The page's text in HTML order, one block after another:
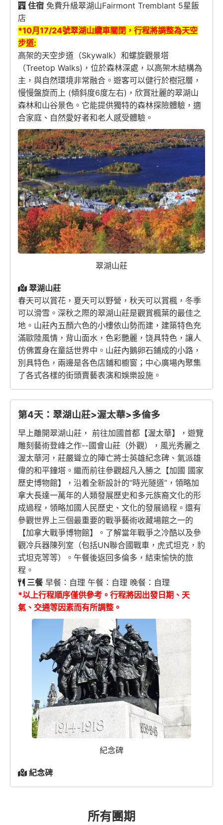
住宿 免費升級翠湖山Fairmont Tremblant 5星飯
店
*10月17/24號翠湖山纜車關閉，行程將調整為天空
步道:
高架的天空步道（Skywalk）和螺旋觀景塔
（Treetop Walks)，位於森林深處，以高架木結構為
主，與自然環境非常融合。遊客可以健行於樹冠層，
慢慢盤旋而上 (傾斜度6度左右)，欣賞壯麗的翠湖山
森林和山谷景色。它能提供獨特的森林探險體驗，適
合家庭、自然愛好者和老人感受體驗。
翠湖山莊
翠湖山莊
春天可以賞花，夏天可以野營，秋天可以賞楓，冬季
可以滑雪。深秋之際的翠湖山莊是觀賞楓葉的最佳之
地。山莊內五顏六色的小樓依山勢而建，建築特色充
滿歐陸風情，背山面水，色彩艷麗，饶具特色，讓人
仿佛置身在童話世界中。山莊內鵝卵石鋪成的小路，
別具特色，兩邊是各色店鋪和櫥窗；中心廣場內聚集
了各式各樣的街頭賣藝表演和娛樂設施。
第4天：翠湖山莊>渥太華>多倫多
早上離開翠湖山莊， 前往加國首都【渥太華】，遊覽
雕刻藝術登峰之作--國會山莊（外觀），風光秀麗之
渥太華河，莊嚴聳立的陣亡將士英雄紀念碑、氣派雄
偉的和平鐘塔。繼而前往參觀超凡入勝之【加國 國家
歷史博物館】，沿着全新設計的“時光隧道”，領略加
拿大長達一萬年的人類發展歷史和多元族裔文化的形
成過程，領略加國人民歷史、文化的發展過程。還有
參觀世界上三個最重要的戰爭藝術收藏場館之一的
【加拿大戰爭博物館】。了解當年戰爭之冷酷以及參
觀冷兵器陳列室（包括UN聯合國戰車，虎式坦克，豹
式坦克等等）。午餐後返回多倫多，結束愉快的旅
程。
三餐早餐：自理 午餐：自理 晚餐：自理
*以上行程順序僅供參考。行程將因出發日期、天
氣、交通等因素而有所調整。
紀念碑
紀念碑
所有團期